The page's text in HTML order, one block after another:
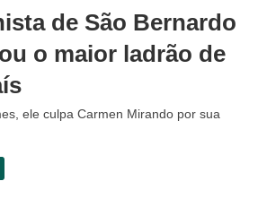
de São Bernardo
o maior ladrão de
ele culpa Carmen Mirando por sua